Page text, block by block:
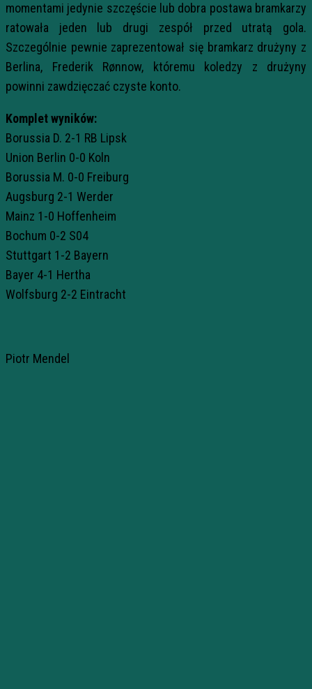
momentami jedynie szczęście lub dobra postawa bramkarzy
ratowała jeden lub drugi zespół przed utratą gola.
Szczególnie pewnie zaprezentował się bramkarz drużyny z
Berlina, Frederik Rønnow, któremu koledzy z drużyny
powinni zawdzięczać czyste konto.
Komplet wyników:
Borussia D. 2-1 RB Lipsk
Union Berlin 0-0 Koln
Borussia M. 0-0 Freiburg
Augsburg 2-1 Werder
Mainz 1-0 Hoffenheim
Bochum 0-2 S04
Stuttgart 1-2 Bayern
Bayer 4-1 Hertha
Wolfsburg 2-2 Eintracht
Piotr Mendel